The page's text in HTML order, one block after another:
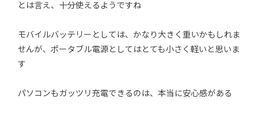
とは言え、十分使えるようですね
モバイルバッテリーとしては、かなり大きく重いかもしれま
せんが、ポータブル電源としてはとても小さく軽いと思いま
す
パソコンもガッツリ充電できるのは、本当に安心感がある